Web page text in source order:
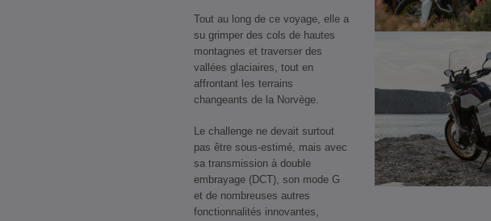
Tout au long de ce voyage, elle a
su grimper des cols de hautes
montagnes et traverser des
vallées glaciaires, tout en
affrontant les terrains
changeants de la Norvège.
Le challenge ne devait surtout
pas être sous-estimé, mais avec
sa transmission à double
embrayage (DCT), son mode G
et de nombreuses autres
fonctionnalités innovantes,